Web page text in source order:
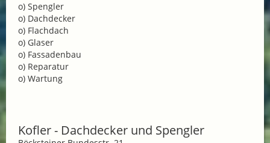
o) Spengler
o) Dachdecker
o) Flachdach
o) Glaser
o) Fassadenbau
o) Reparatur
o) Wartung
Kofler - Dachdecker und Spengler